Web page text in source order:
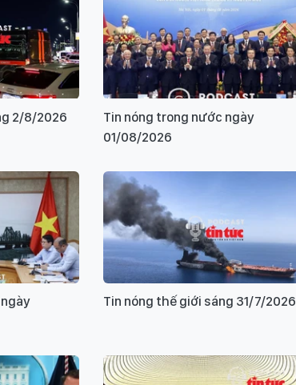
2/8/2026
Tin nóng trong nước ngày
01/08/2026
Tin nóng thế giới sáng 31/7/2026